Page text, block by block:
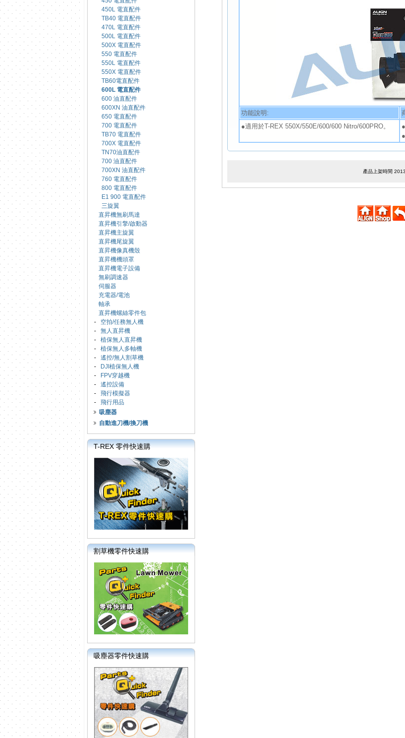
450L 電直配件
TB40 電直配件
470L 電直配件
500L 電直配件
500X 電直配件
550 電直配件
550L 電直配件
550X 電直配件
TB60電直配件
600L 電直配件
600 油直配件
600XN 油直配件
650 電直配件
700 電直配件
TB70 電直配件
700X 電直配件
TN70油直配件
700 油直配件
700XN 油直配件
760 電直配件
800 電直配件
E1 900 電直配件
三旋翼
直昇機無刷馬達
直昇機引擎/啟動器
直昇機主旋翼
直昇機尾旋翼
直昇機像真機殼
直昇機機頭罩
直昇機電子設備
無刷調速器
伺服器
充電器/電池
軸承
直昇機螺絲零件包
- 空拍/任務無人機
- 無人直昇機
- 植保無人直昇機
- 植保無人多軸機
- 遙控/無人割草機
-
DJI植保無人機
-
FPV穿越機
- 遙控設備
- 飛行模擬器
- 飛行用品
吸塵器
自動進刀機/換刀機
T-REX 零件快速購
割草機零件快速購
吸塵器零件快速購
功能說明:
●適用於T-REX 550X/550E/600/600 Nitro/600PRO。
產品上架時間